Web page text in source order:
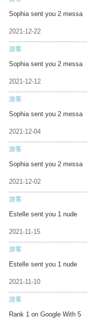
Sophia sent you 2 messa
2021-12-22
游客
Sophia sent you 2 messa
2021-12-12
游客
Sophia sent you 2 messa
2021-12-04
游客
Sophia sent you 2 messa
2021-12-02
游客
Estelle sent you 1 nude
2021-11-15
游客
Estelle sent you 1 nude
2021-11-10
游客
Rank 1 on Google With 5